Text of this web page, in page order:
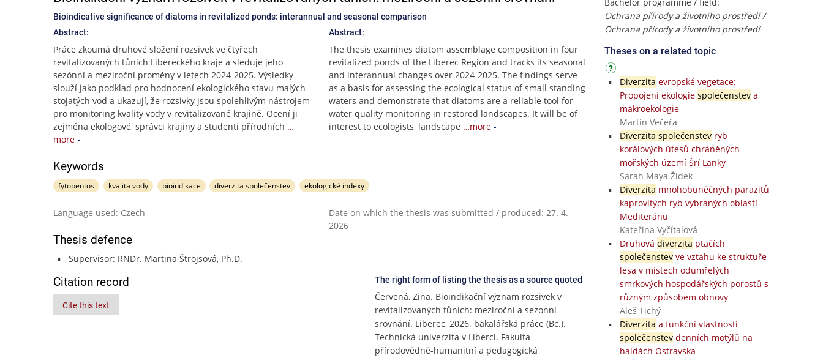
Bioindicative significance of diatoms in revitalized ponds: interannual and seasonal comparison
Abstract:
Práce zkoumá druhové složení rozsivek ve čtyřech
revitalizovaných tůních Libereckého kraje a sleduje jeho
sezónní a meziroční proměny v letech 2024-2025. Výsledky
slouží jako podklad pro hodnocení ekologického stavu malých
stojatých vod a ukazují, že rozsivky jsou spolehlivým nástrojem
pro monitoring kvality vody v revitalizované krajině. Ocení ji
zejména ekologové, správci krajiny a studenti přírodních …
more
Abstract:
The thesis examines diatom assemblage composition in four
revitalized ponds of the Liberec Region and tracks its seasonal
and interannual changes over 2024-2025. The findings serve
as a basis for assessing the ecological status of small standing
waters and demonstrate that diatoms are a reliable tool for
water quality monitoring in restored landscapes. It will be of
interest to ecologists, landscape …more
Keywords
fytobentos kvalita vody bioindikace diverzita společenstev ekologické indexy
Language used: Czech
Date on which the thesis was submitted / produced: 27. 4.
2026
Thesis defence
Supervisor: RNDr. Martina Štrojsová, Ph.D.
Citation record
Cite this text
The right form of listing the thesis as a source quoted
Červená, Zina. Bioindikační význam rozsivek v
revitalizovaných tůních: meziroční a sezonní
srovnání. Liberec, 2026. bakalářská práce (Bc.).
Technická univerzita v Liberci. Fakulta
přírodovědně-humanitní a pedagogická
Ochrana přírody a životního prostředí /
Ochrana přírody a životního prostředí
Theses on a related topic
Diverzita evropské vegetace:
Propojení ekologie společensteva
makroekologie
Martin Večeřa
Diverzita společenstevryb
korálových útesů chráněných
mořských území Šrí Lanky
Sarah Maya Židek
Diverzita mnohobuněčných parazitů
kaprovitých ryb vybraných oblastí
Mediteránu
Kateřina Vyčítalová
Druhová diverzita ptačích
společenstevve vztahu ke struktuře
lesa v místech odumřelých
smrkových hospodářských porostů s
různým způsobem obnovy
Aleš Tichý
Diverzita a funkční vlastnosti
společenstevdenních motýlů na
haldách Ostravska